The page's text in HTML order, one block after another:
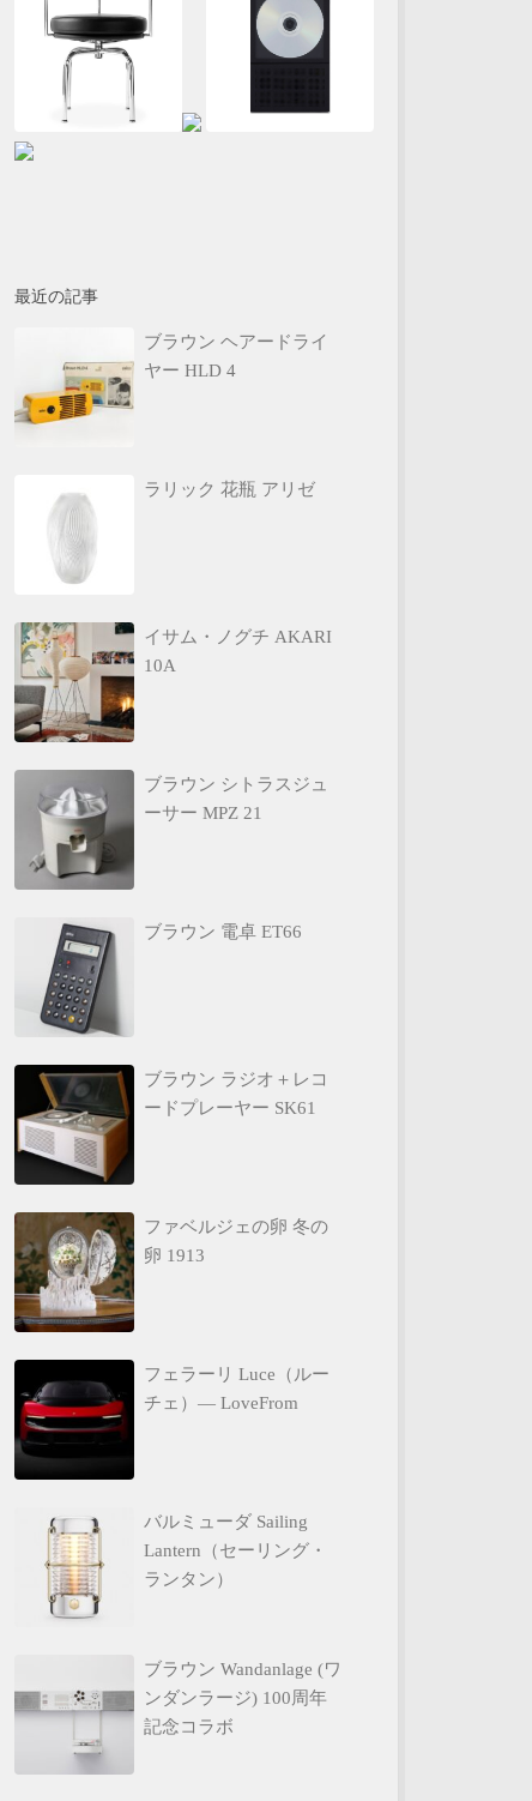
最近の記事
ブラウン ヘアードライ
ヤー HLD 4
ラリック 花瓶 アリゼ
イサム・ノグチ AKARI
10A
ブラウン シトラスジュ
ーサー MPZ 21
ブラウン 電卓 ET66
ブラウン ラジオ＋レコ
ードプレーヤー SK61
ファベルジェの卵 冬の
卵 1913
フェラーリ Luce（ルー
チェ）— LoveFrom
バルミューダ Sailing
Lantern（セーリング・
ランタン）
ブラウン Wandanlage (ワ
ンダンラージ) 100周年
記念コラボ